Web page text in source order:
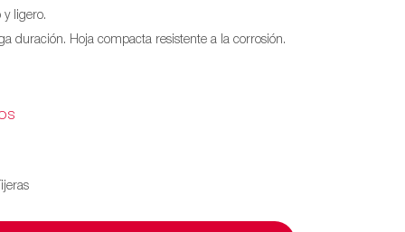
y ligero.
duración. Hoja compacta resistente a la corrosión.
Tijeras